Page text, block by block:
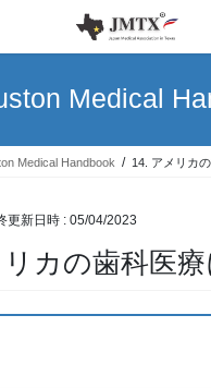
Medical
Medical Handbook 14. アメリカ
更新日時 : 05/04/2023
カの歯科医